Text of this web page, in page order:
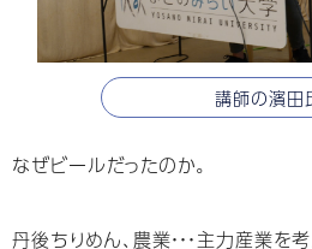
講師の濱田
なぜビールだったのか。
丹後ちりめん、農業・・・主⼒産業を